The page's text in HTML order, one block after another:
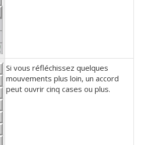
Si vous réfléchissez quelques
mouvements plus loin, un accord
peut ouvrir cinq cases ou plus.